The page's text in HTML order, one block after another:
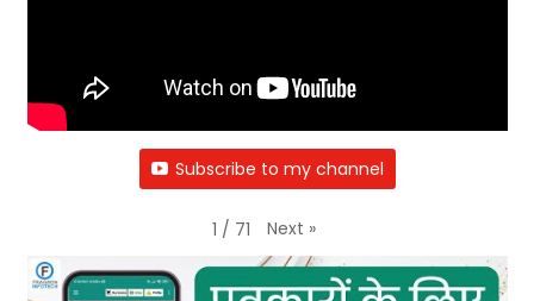
Subscribe to my channel
1 / 71 Next »